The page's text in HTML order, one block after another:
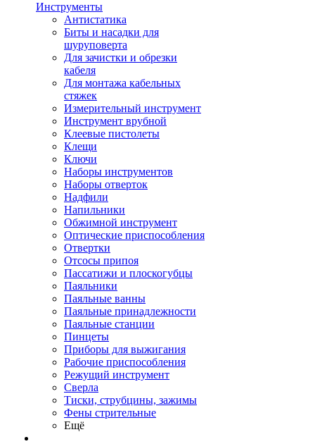
Инструменты
Антистатика
Биты и насадки для
шуруповерта
Для зачистки и обрезки
кабеля
Для монтажа кабельных
стяжек
Измерительный инструмент
Инструмент врубной
Клеевые пистолеты
Клещи
Ключи
Наборы инструментов
Наборы отверток
Надфили
Напильники
Обжимной инструмент
Оптические приспособления
Отвертки
Отсосы припоя
Пассатижи и плоскогубцы
Паяльники
Паяльные ванны
Паяльные принадлежности
Паяльные станции
Пинцеты
Приборы для выжигания
Рабочие приспособления
Режущий инструмент
Сверла
Тиски, струбцины, зажимы
Фены стрительные
Ещё